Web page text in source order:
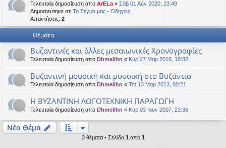
εις
Τελευταία δημοσίευση από ArELa « Σάβ 01 Αύγ 2020, 23:49
Δημοσιεύτηκε σε Το Στίγμα μας - Οδηγίες
Απαντήσεις: 2
Θέματα
Βυζαντινές και άλλες μεσαιωνικές Χρονογραφίες
Τελευταία δημοσίευση από Dhmellhn « Κυρ 27 Μαρ 2016, 18:32
Βυζαντινή μουσική και μουσική στο Βυζάντιο
Τελευταία δημοσίευση από Dhmellhn « Τετ 13 Μαρ 2013, 00:21
Η ΒΥΖΑΝΤΙΝΗ ΛΟΓΟΤΕΧΝΙΚΗ ΠΑΡΑΓΩΓΗ
Τελευταία δημοσίευση από Dhmellhn « Κυρ 03 Ιουν 2007, 23:36
Νέο Θέμα
3 θέματα • Σελίδα 1 από 1